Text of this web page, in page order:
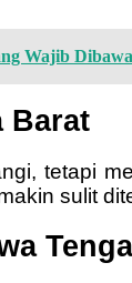
Wajib
Barat
tetapi
sulit